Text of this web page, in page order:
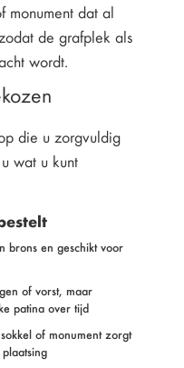
monument dat al
de grafplek als
wordt.
die u zorgvuldig
wat u kunt
brons en geschikt voor
of vorst, maar
patina over tijd
of monument zorgt